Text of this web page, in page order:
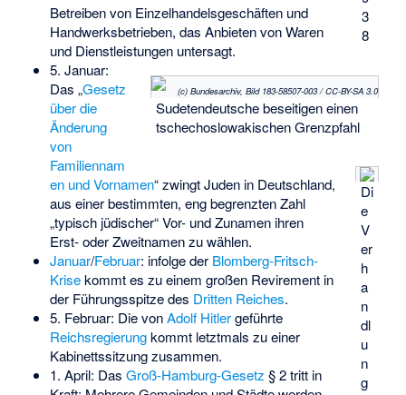
3
8
(c) Bundesarchiv, Bild 183-58507-003 / CC-BY-SA 3.0
Sudetendeutsche beseitigen einen
tschechoslowakischen Grenzpfahl
Di
e
V
er
h
a
n
dl
u
n
g
Betreiben von Einzelhandelsgeschäften und
Handwerksbetrieben, das Anbieten von Waren
und Dienstleistungen untersagt.
5. Januar:
Das „Gesetz
über die
Änderung
von
Familiennam
en und Vornamen“ zwingt Juden in Deutschland,
aus einer bestimmten, eng begrenzten Zahl
„typisch jüdischer“ Vor- und Zunamen ihren
Erst- oder Zweitnamen zu wählen.
Januar/Februar: infolge der Blomberg-Fritsch-
Krisekommt es zu einem großen Revirement in
der Führungsspitze des Dritten Reiches.
5. Februar: Die vonAdolf Hitlergeführte
Reichsregierungkommt letztmals zu einer
Kabinettssitzung zusammen.
1. April: Das Groß-Hamburg-Gesetz § 2 tritt in